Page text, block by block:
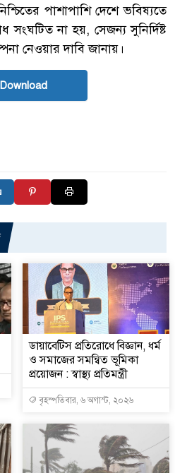
পাশাপাশি দেশে ভবিষ্যতে
না হয়, সেজন্য সুনির্দিষ্ট
নেওয়ার দাবি জানায়।
Download
ডায়াবেটিস প্রতিরোধে বিজ্ঞান, ধর্ম
ও সমাজের সমন্বিত ভূমিকা
প্রয়োজন : স্বাস্থ্য প্রতিমন্ত্রী
বৃহস্পতিবার, ৬ অগাস্ট, ২০২৬